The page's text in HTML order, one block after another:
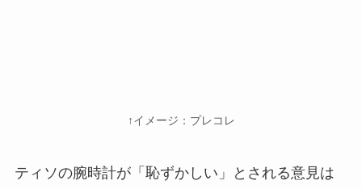
↑イメージ：プレコレ
ティソの腕時計が「恥ずかしい」とされる意見は